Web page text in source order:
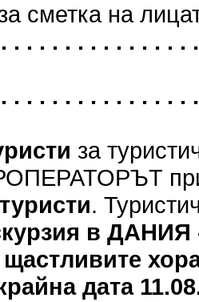
сметка на
. . . . . . . . . . . . .
. . . . . . . . . . . . .
за
.
в
щастливите
дата